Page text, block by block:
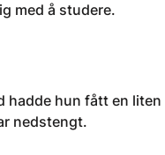
med å studere.
hun fått en
nedstengt.